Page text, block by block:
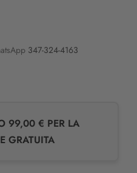
347-324-4163
99,00 € PER LA
GRATUITA